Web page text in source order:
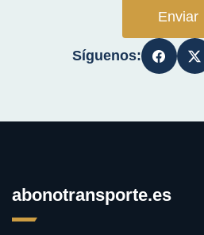
Enviar
Síguenos:
abonotransporte.es